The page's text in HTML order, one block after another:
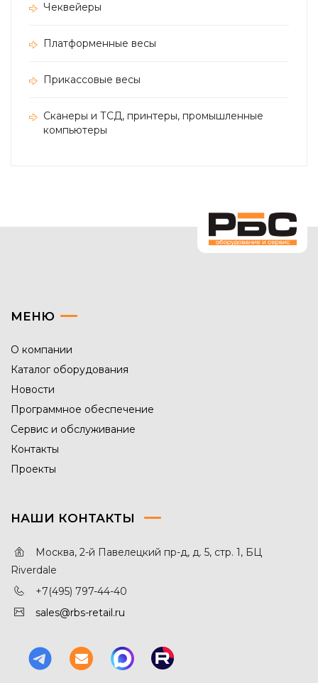
Чеквейеры
Платформенные весы
Прикассовые весы
Сканеры и ТСД, принтеры, промышленные
компьютеры
МЕНЮ
О компании
Каталог оборудования
Новости
Программное обеспечение
Сервис и обслуживание
Контакты
Проекты
НАШИ КОНТАКТЫ
Москва, 2-й Павелецкий пр-д, д. 5, стр. 1, БЦ
Riverdale
+7(495) 797-44-40
sales@rbs-retail.ru